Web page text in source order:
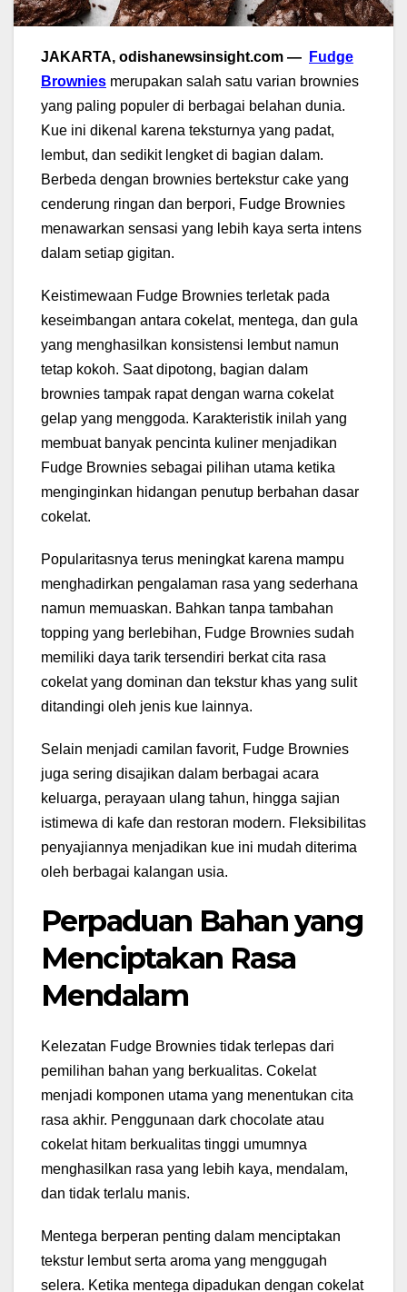
JAKARTA, odishanewsinsight.com —
Fudge
Brownies merupakan salah satu varian brownies
yang paling populer di berbagai belahan dunia.
Kue ini dikenal karena teksturnya yang padat,
lembut, dan sedikit lengket di bagian dalam.
Berbeda dengan brownies bertekstur cake yang
cenderung ringan dan berpori, Fudge Brownies
menawarkan sensasi yang lebih kaya serta intens
dalam setiap gigitan.
Keistimewaan Fudge Brownies terletak pada
keseimbangan antara cokelat, mentega, dan gula
yang menghasilkan konsistensi lembut namun
tetap kokoh. Saat dipotong, bagian dalam
brownies tampak rapat dengan warna cokelat
gelap yang menggoda. Karakteristik inilah yang
membuat banyak pencinta kuliner menjadikan
Fudge Brownies sebagai pilihan utama ketika
menginginkan hidangan penutup berbahan dasar
cokelat.
Popularitasnya terus meningkat karena mampu
menghadirkan pengalaman rasa yang sederhana
namun memuaskan. Bahkan tanpa tambahan
topping yang berlebihan, Fudge Brownies sudah
memiliki daya tarik tersendiri berkat cita rasa
cokelat yang dominan dan tekstur khas yang sulit
ditandingi oleh jenis kue lainnya.
Selain menjadi camilan favorit, Fudge Brownies
juga sering disajikan dalam berbagai acara
keluarga, perayaan ulang tahun, hingga sajian
istimewa di kafe dan restoran modern. Fleksibilitas
penyajiannya menjadikan kue ini mudah diterima
oleh berbagai kalangan usia.
Perpaduan Bahan yang
Menciptakan Rasa
Mendalam
Kelezatan Fudge Brownies tidak terlepas dari
pemilihan bahan yang berkualitas. Cokelat
menjadi komponen utama yang menentukan cita
rasa akhir. Penggunaan dark chocolate atau
cokelat hitam berkualitas tinggi umumnya
menghasilkan rasa yang lebih kaya, mendalam,
dan tidak terlalu manis.
Mentega berperan penting dalam menciptakan
tekstur lembut serta aroma yang menggugah
selera. Ketika mentega dipadukan dengan cokelat